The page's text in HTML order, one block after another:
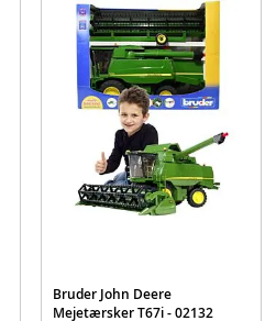
4001702037710
Bruder John Deere
Mejetærsker T67i - 02132